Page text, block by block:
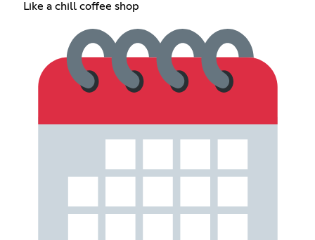
Like a chill coffee shop